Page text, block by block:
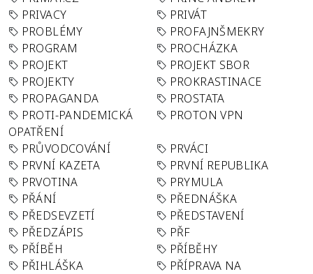
PRIVACY
PRIVÁT
PROBLÉMY
PROFAJNŠMEKRY
PROGRAM
PROCHÁZKA
PROJEKT
PROJEKT SBOR
PROJEKTY
PROKRASTINACE
PROPAGANDA
PROSTATA
PROTI-PANDEMICKÁ
OPATŘENÍ
PROTON VPN
PRŮVODCOVÁNÍ
PRVÁCI
PRVNÍ KAZETA
PRVNÍ REPUBLIKA
PRVOTINA
PRYMULA
PŘÁNÍ
PŘEDNÁŠKA
PŘEDSEVZETÍ
PŘEDSTAVENÍ
PŘEDZÁPIS
PŘF
PŘÍBĚH
PŘÍBĚHY
PŘIHLÁŠKA
PŘÍPRAVA NA